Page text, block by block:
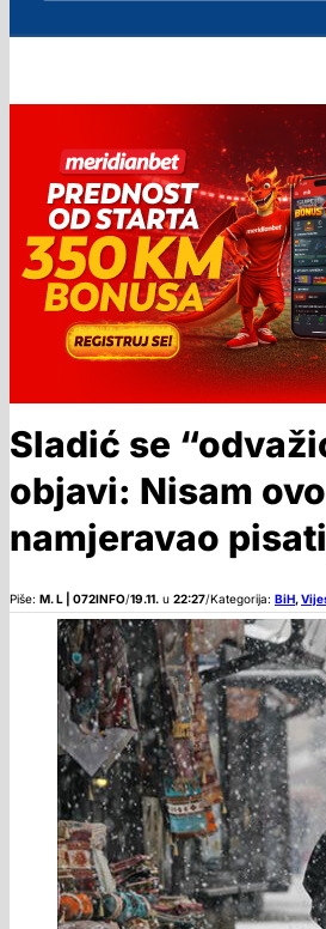
Sladić se
objavi: Nisam ovo
namjeravao
Piše: M. L | 072INFO/19.11. u 22:27/Kategorija: BiH,